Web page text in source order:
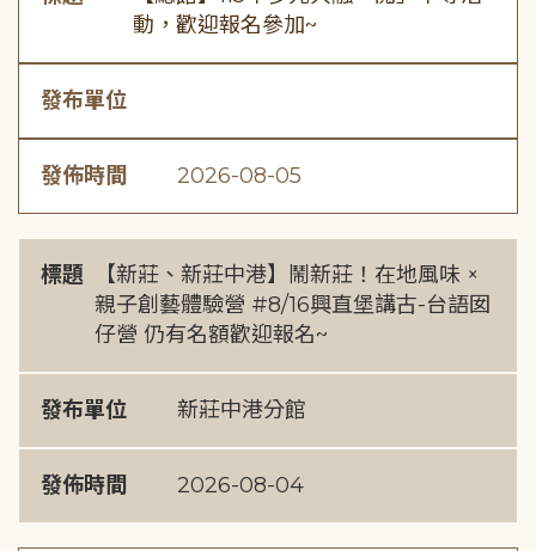
動，歡迎報名參加~
發布單位
發佈時間 2026-08-05
標題
【新莊、新莊中港】鬧新莊！在地風味 ×
親子創藝體驗營 #8/16興直堡講古-台語囡
仔營 仍有名額歡迎報名~
發布單位 新莊中港分館
發佈時間 2026-08-04